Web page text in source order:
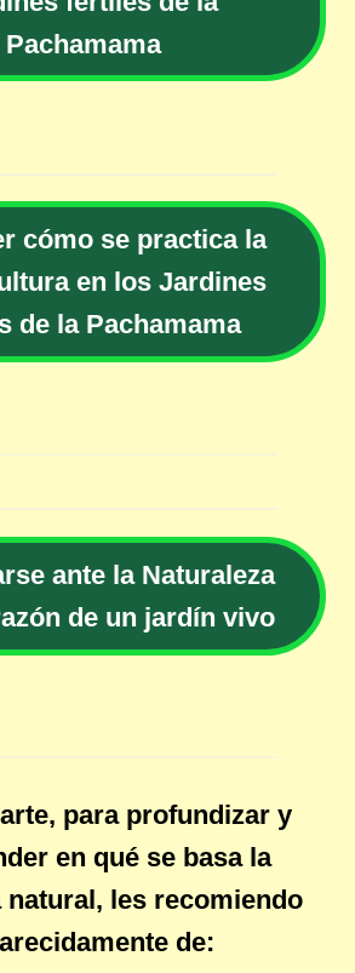
Pachamama
cómo se practica la
en los Jardines
de la Pachamama
ante la Naturaleza
de un jardín vivo
para profundizar y
en qué se basa la
les recomiendo
de: